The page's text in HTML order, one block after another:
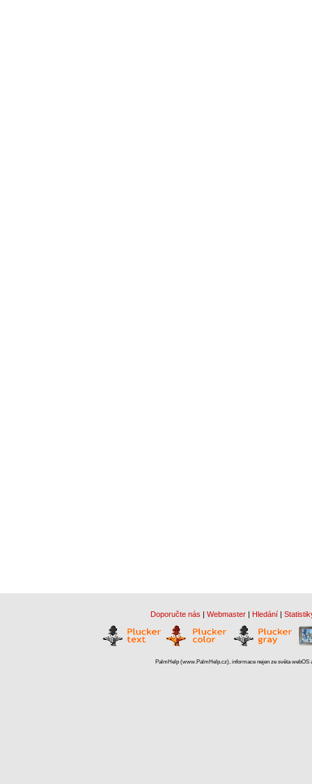
Doporučte nás | Webmaster | Hledání |
PalmHelp (www.PalmHelp.cz), informace nejen ze světa